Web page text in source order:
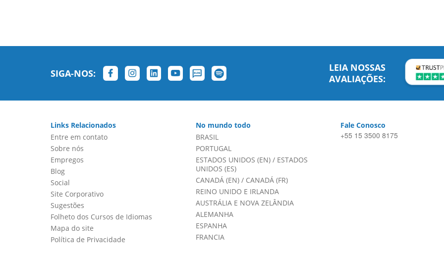
SIGA-NOS:
LEIA NOSSAS
AVALIAÇÕES:
Links Relacionados
Entre em contato
Sobre nós
Empregos
Blog
Social
Site Corporativo
Sugestões
Folheto dos Cursos de Idiomas
Mapa do site
Política de Privacidade
No mundo todo
BRASIL
PORTUGAL
ESTADOS UNIDOS (EN)/ ESTADOS
UNIDOS (ES)
CANADÁ (EN)/ CANADÁ (FR)
REINO UNIDO E IRLANDA
AUSTRÁLIA E NOVA ZELÂNDIA
ALEMANHA
ESPANHA
FRANCIA
Fale Conosco
+55 15 3500 8175